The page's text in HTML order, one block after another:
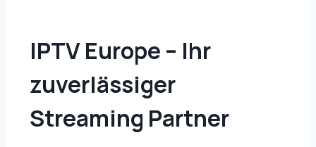
IPTV Europe – Ihr
zuverlässiger
Streaming Partner